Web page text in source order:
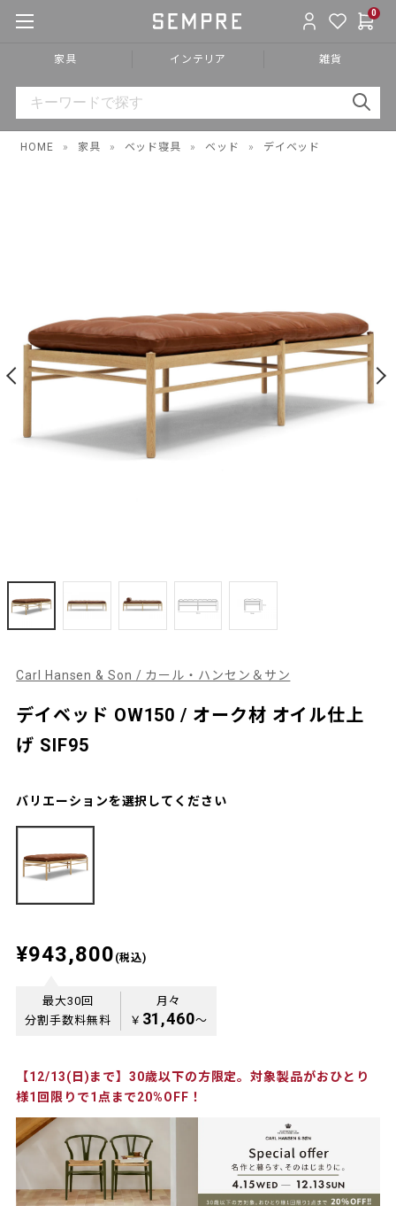
0
家具 インテリア 雑貨
HOME » 家具 » ベッド寝具 » ベッド » デイベッド
Carl Hansen & Son / カール・ハンセン＆サン
デイベッド OW150 / オーク材 オイル仕上
げ SIF95
バリエーションを選択してください
¥943,800 (税込)
最大30回
分割手数料無料
月々
￥ 31,460〜
【12/13(日)まで】30歳以下の方限定。対象製品がおひとり
様1回限りで1点まで20%OFF！